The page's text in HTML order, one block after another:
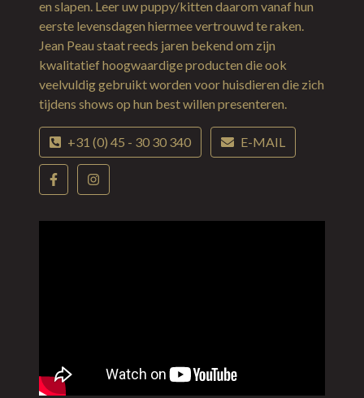
en slapen. Leer uw puppy/kitten daarom vanaf hun
eerste levensdagen hiermee vertrouwd te raken.
Jean Peau staat reeds jaren bekend om zijn
kwalitatief hoogwaardige producten die ook
veelvuldig gebruikt worden voor huisdieren die zich
tijdens shows op hun best willen presenteren.
+31 (0) 45 - 30 30 340 E-MAIL